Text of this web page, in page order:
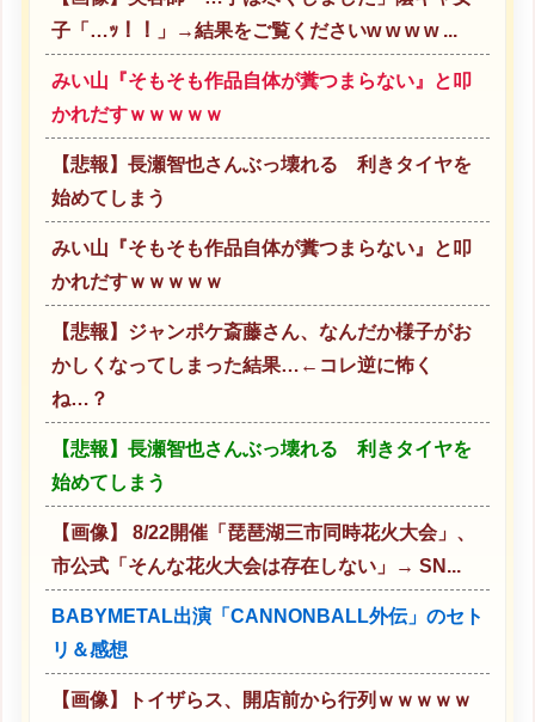
子「…ｯ！！」→結果をご覧くださいw w w w ...
みい山『そもそも作品自体が糞つまらない』と叩
かれだすｗｗｗｗｗ
【悲報】長瀬智也さんぶっ壊れる 利きタイヤを
始めてしまう
みい山『そもそも作品自体が糞つまらない』と叩
かれだすｗｗｗｗｗ
【悲報】ジャンポケ斎藤さん、なんだか様子がお
かしくなってしまった結果…←コレ逆に怖く
ね…？
【悲報】長瀬智也さんぶっ壊れる 利きタイヤを
始めてしまう
【画像】 8/22開催「琵琶湖三市同時花火大会」、
市公式「そんな花火大会は存在しない」→ SN...
BABYMETAL出演「CANNONBALL外伝」のセト
リ＆感想
【画像】トイザらス、開店前から行列ｗｗｗｗｗ